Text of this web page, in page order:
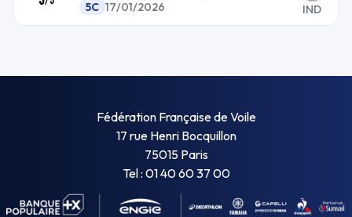
5C 17/01/2026 IND
Fédération Française de Voile
17 rue Henri Bocquillon
75015 Paris
Tel : 01 40 60 37 00